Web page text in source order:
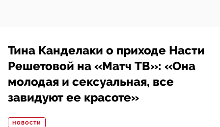
Тина Канделаки о приходе Насти
Решетовой на «Матч ТВ»: «Она
молодая и сексуальная, все
завидуют ее красоте»
НОВОСТИ